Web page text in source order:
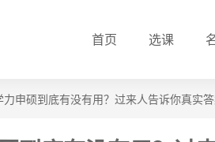
首页 选课
力申硕到底有没有用？过来人告诉你真实